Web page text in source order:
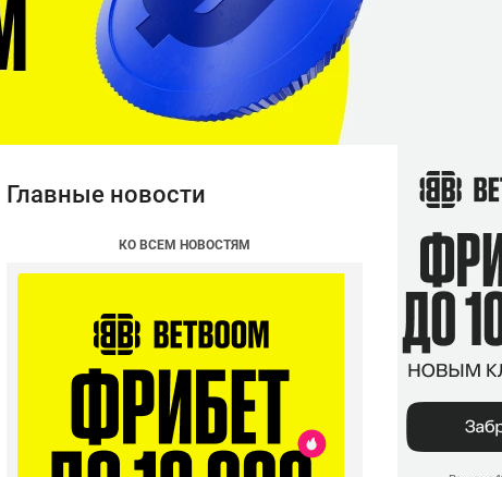
Главные новости
КО ВСЕМ НОВОСТЯМ